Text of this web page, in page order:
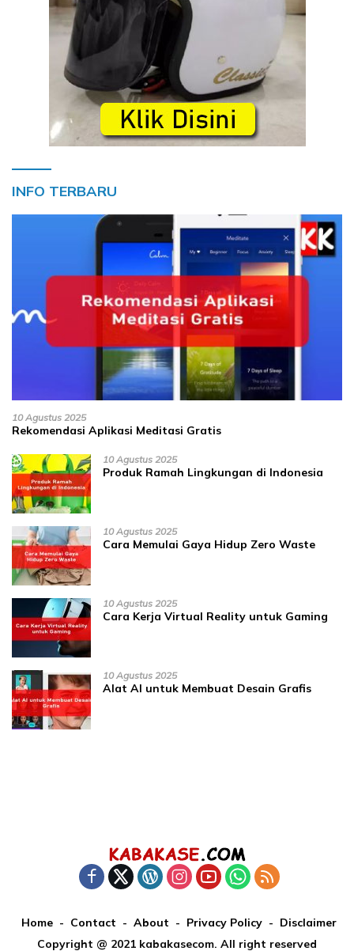
INFO TERBARU
10 Agustus 2025
Rekomendasi Aplikasi Meditasi Gratis
10 Agustus 2025
Produk Ramah Lingkungan di Indonesia
10 Agustus 2025
Cara Memulai Gaya Hidup Zero Waste
10 Agustus 2025
Cara Kerja Virtual Reality untuk Gaming
10 Agustus 2025
Alat AI untuk Membuat Desain Grafis
Home Contact About Privacy Policy
Disclaimer
Copyright @ 2021 kabakasecom. All right reserved